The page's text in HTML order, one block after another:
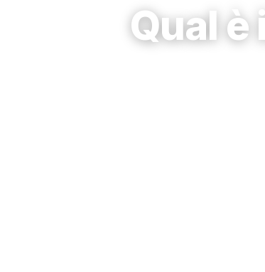
Qual